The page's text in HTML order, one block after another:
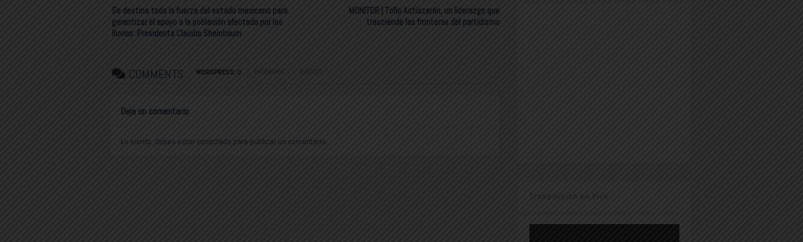
Se destina toda la fuerza del estado mexicano para
garantizar el apoyo a la población afectada por las
lluvias: Presidenta Claudia Sheinbaum
MONITOR | Toño Astiazarán, un liderazgo que
trasciende las fronteras del partidismo
COMMENTS WORDPRESS: 0 FACEBOOK: DISQUS:
Deja un comentario
Lo siento, debes estar conectado para publicar un comentario.
Transmisión en Vivo